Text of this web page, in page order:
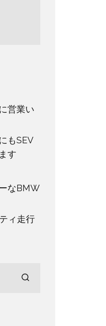
営業い
もSEV
す
なBMW
ィ走行